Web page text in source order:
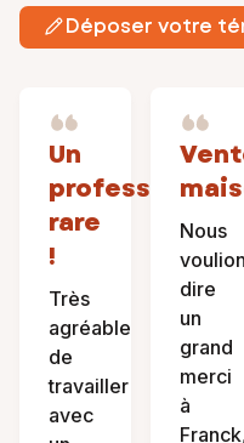
Déposer votre
Un
rare
!
Très
agréable
de
travailler
avec
Nous
dire
un
grand
merci
à